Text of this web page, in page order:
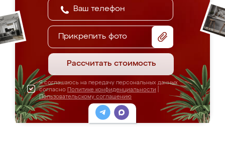
Прикрепить фото
Рассчитать стоимость
Я соглашаюсь на передачу персональных данных
согласно Политике конфиденциальности
Пользовательскому соглашению